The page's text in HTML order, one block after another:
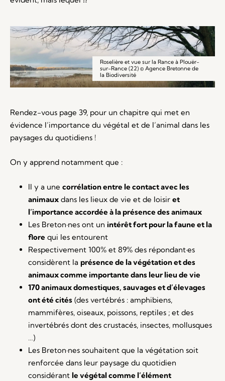
Roselière et vue sur la Rance à Plouër-
sur-Rance (22) © Agence Bretonne de
la Biodiversité
Rendez-vous page 39, pour un chapitre qui met en
évidence l’importance du végétal et de l’animal dans les
paysages du quotidiens !
On y apprend notamment que :
Il y a une corrélation entre le contact avec les
animaux dans les lieux de vie et de loisir et
l’importance accordée à la présence des animaux
Les Breton·nes ont un intérêt fort pour la faune et la
flore qui les entourent
Respectivement 100% et 89% des répondant·es
considèrent la présence de la végétation et des
animaux comme importante dans leur lieu de vie
170 animaux domestiques, sauvages et d’élevages
ont été cités (des vertébrés : amphibiens,
mammifères, oiseaux, poissons, reptiles ; et des
invertébrés dont des crustacés, insectes, mollusques
…)
Les Breton·nes souhaitent que la végétation soit
renforcée dans leur paysage du quotidien
considérant le végétal comme l’élément